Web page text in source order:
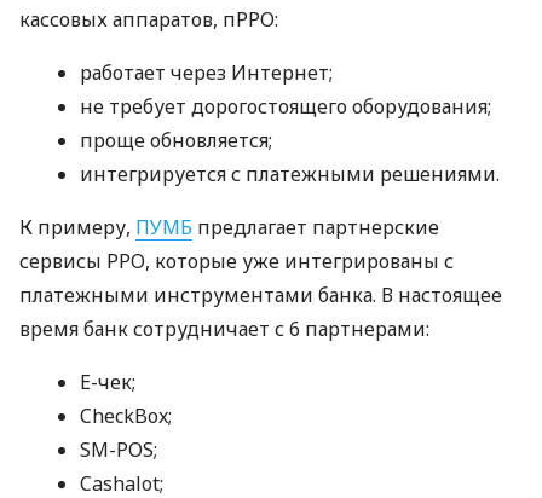
кассовых аппаратов, пРРО:
работает через Интернет;
не требует дорогостоящего оборудования;
проще обновляется;
интегрируется с платежными решениями.
К примеру, ПУМБ предлагает партнерские
сервисы РРО, которые уже интегрированы с
платежными инструментами банка. В настоящее
время банк сотрудничает с 6 партнерами:
E-чек;
CheckBox;
SM-POS;
Cashalot;